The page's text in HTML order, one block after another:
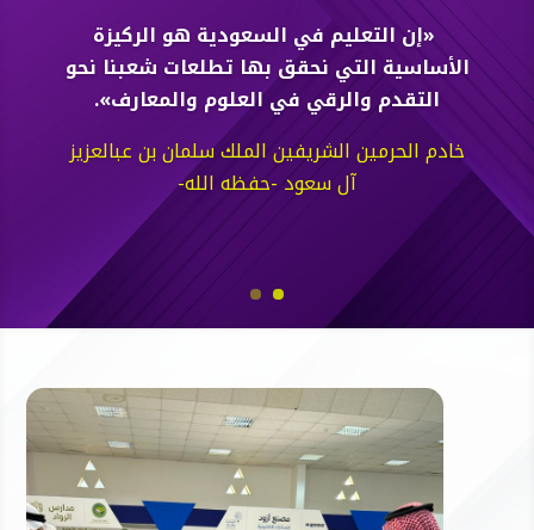
«إن التعليم في السعودية هو الركيزة
الأساسية التي نحقق بها تطلعات شعبنا نحو
التقدم والرقي في العلوم والمعارف».
خادم الحرمين الشريفين الملك سلمان بن عبالعزيز
آل سعود -حفظه الله-